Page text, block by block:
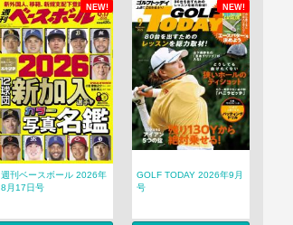
NEW! NEW!
週刊ベースボール 2026年
8月17日号
GOLF TODAY 2026年9月
号